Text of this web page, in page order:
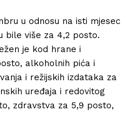
u odnosu na isti mjesec
bile više za 4,2 posto.
je kod hrane i
alkoholnih pića i
i režijskih izdataka za
uređaja i redovitog
zdravstva za 5,9 posto,